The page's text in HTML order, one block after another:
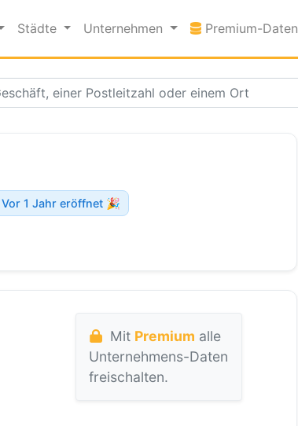
Städte Unternehmen Premium-Daten
Vor 1 Jahr eröffnet 🎉
Mit Premium alle
Unternehmens-Daten
freischalten.